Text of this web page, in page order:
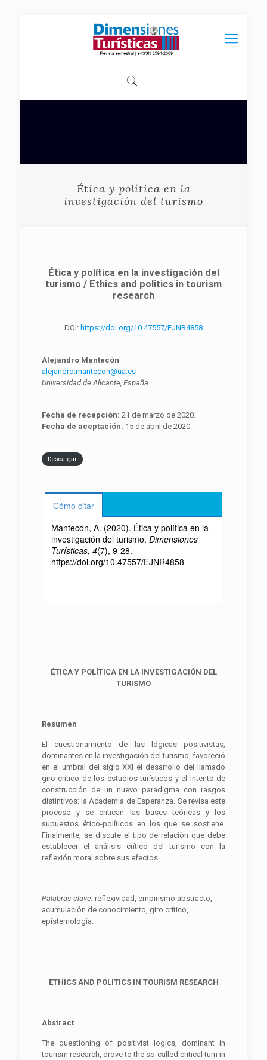
Ética y política en la
investigación del turismo
Ética y política en la investigación del
turismo / Ethics and politics in tourism
research
DOI: https://doi.org/10.47557/EJNR4858
Alejandro Mantecón
alejandro.mantecon@ua.es
Universidad de Alicante, España
Fecha de recepción: 21 de marzo de 2020.
Fecha de aceptación: 15 de abril de 2020.
Descargar
Cómo citar
Mantecón, A. (2020). Ética y política en la
investigación del turismo. Dimensiones
Turísticas, 4(7), 9-28.
https://doi.org/10.47557/EJNR4858
ÉTICA Y POLÍTICA EN LA INVESTIGACIÓN DEL
TURISMO
Resumen
El cuestionamiento de las lógicas positivistas,
dominantes en la investigación del turismo, favoreció
en el umbral del siglo XXI el desarrollo del llamado
giro crítico de los estudios turísticos y el intento de
construcción de un nuevo paradigma con rasgos
distintivos: la Academia de Esperanza. Se revisa este
proceso y se critican las bases teóricas y los
supuestos ético-políticos en los que se sostiene.
Finalmente, se discute el tipo de relación que debe
establecer el análisis crítico del turismo con la
reflexión moral sobre sus efectos.
Palabras clave: reflexividad, empirismo abstracto,
acumulación de conocimiento, giro crítico,
epistemología.
ETHICS AND POLITICS IN TOURISM RESEARCH
Abstract
The questioning of positivist logics, dominant in
tourism research, drove to the so-called critical turn in